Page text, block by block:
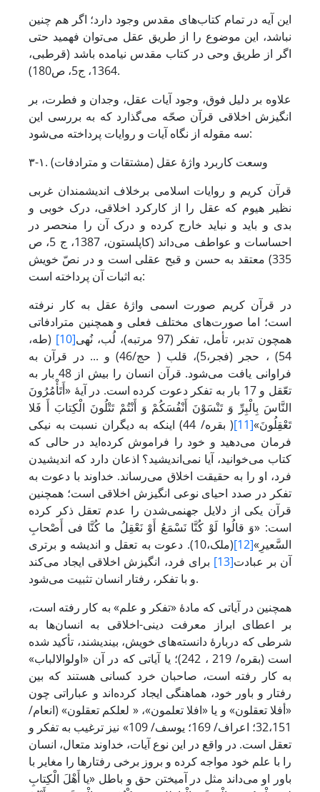
این آیه در تمام کتاب‌های مقدس وجود دارد؛ اگر هم چنین
نباشد، این موضوع را از طریق عقل می‌توان فهمید حتی
اگر از طریق وحی در کتاب مقدس نیامده باشد (قرطبى،
1364، ج5، ص180).
علاوه بر دلیل فوق، وجود آیات عقل، وجدان و فطرت، بر
انگیزش اخلاقی قرآن صحّه می‌گذارد که به بررسی این
سه مقوله از نگاه آیات و روایات پرداخته می‌شود:
۳-۱. وسعت کاربرد واژۀ عقل (مشتقات و مترادفات)
قرآن کریم و روایات اسلامی برخلاف اندیشمندان غربی
نظیر هیوم که عقل را از کارکرد اخلاقی، درک خوبی و
بدی و باید و نباید خارج کرده و درک آن را منحصر در
احساسات و عواطف می‌داند (کاپلستون، 1387، ج 5، ص
335) معتقد به حسن و قبح عقلی است و در نصّ خویش
به اثبات آن پرداخته است:
در قرآن کریم صورت اسمی واژۀ عقل به کار نرفته
است؛ اما صورت‌های مختلف فعلی و همچنین مترادفاتی
همچون تدبر، تأمل، تفکر (97 مرتبه)، لُب، نُهی
[10]
(طه،
54) ، حجر (فجر،5)، قلب ( حج/46) و ... در قرآن به
فراوانی یافت می‌شود. قرآن انسان را بیش از 48 بار به
تعّقل و 17 بار به تفکر دعوت کرده است. در آیۀ «أَتَأْمُرُونَ
النَّاسَ بِالْبِرِّ وَ تَنْسَوْنَ أَنْفُسَکُمْ وَ أَنْتُمْ تَتْلُونَ الْکِتابَ أَ فَلا
تَعْقِلُونَ»[11]
( بقره/ 44) اینکه به دیگران نسبت به نیکی
فرمان می‌دهید و خود را فراموش کرده‌اید در حالی که
کتاب می‌خوانید، آیا نمی‌اندیشید؟ اذعان دارد که اندیشیدن
فرد، او را به حقیقت اخلاق می‌رساند. خداوند با دعوت به
تفکر در صدد احیای نوعی انگیزش اخلاقی است؛ همچنین
قرآن یکی از دلایل جهنمی‌‌شدن را عدم تعقل ذکر کرده
است: «وَ قالُوا لَوْ کُنَّا نَسْمَعُ أَوْ نَعْقِلُ ما کُنَّا فی‏ أَصْحابِ
السَّعیرِ»[12]
(ملک،10). دعوت به تعقل و اندیشه و برتری
آن بر عبادت[13]
برای فرد، انگیزش اخلاقی ایجاد می‌کند
و با تفکر، رفتار انسان تثبیت می‌شود.
همچنین در آیاتی که مادۀ «تفکر و علم» به کار رفته است،
بر اعطای ابراز معرفت دینی-اخلاقی به انسان‌ها به
شرطی که دربارۀ دانسته‌های خویش، بیندیشند، تأکید شده
است (بقره/ 219 ، 242)؛ یا آیاتی که در آن «اولوالالباب»
به کار رفته است، صاحبان خرد کسانی هستند که بین
رفتار و باور خود، هماهنگی ایجاد کرده‌اند و عباراتی چون
«أفلا تعقلون» و یا «افلا تعلمون»، « لعلکم تعقلون» (انعام/
32،151؛ اعراف/ 169؛ یوسف/ 109» نیز ترغیب به تفکر و
تعقل است. در واقع در این نوع آیات، خداوند متعال، انسان
را با علم خود مواجه کرده و بروز برخی رفتارها را مغایر با
باور او می‌داند مثل در آمیختن حق و باطل «یا أَهْلَ الْکِتابِ